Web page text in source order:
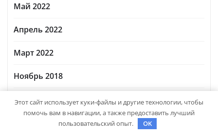
Май 2022
Апрель 2022
Март 2022
Ноябрь 2018
Октябрь 2018
Сентябрь 2018
Этот сайт использует куки-файлы и другие технологии, чтобы
помочь вам в навигации, а также предоставить лучший
пользовательский опыт.
OK